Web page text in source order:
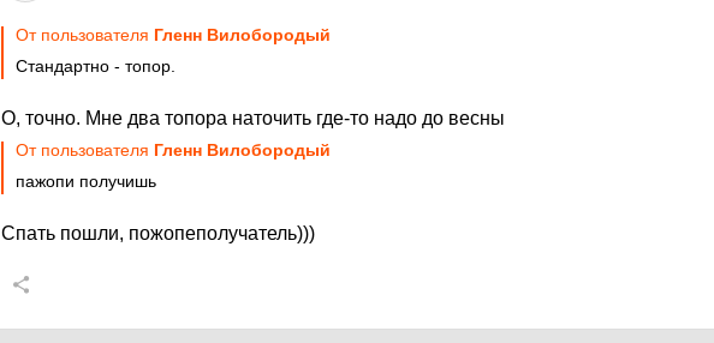
От пользователя Гленн Вилобородый
Стандартно - топор.
О, точно. Мне два топора наточить где-то надо до весны
От пользователя Гленн Вилобородый
пажопи получишь
Спать пошли, пожопеполучатель)))